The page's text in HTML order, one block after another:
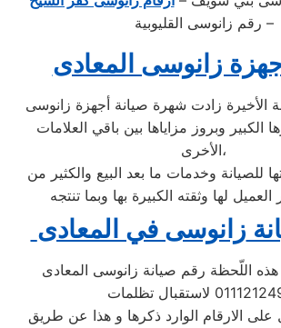
– رقم زانوسى القليوبية
زانوسى المعادى
الأخيرة زادت شهرة صيانة أجهزة زانوسى
الكبير وبروز مزاياها بين باقي العلامات
الأخرى،
للصيانة وخدمات ما بعد البيع والكثير من
زانوسى في المعادى
اللّحظة رقم صيانة زانوسى المعادى
لاستقبال تظلمات
على الارقام الوارد ذكرها و هذا عن طريق